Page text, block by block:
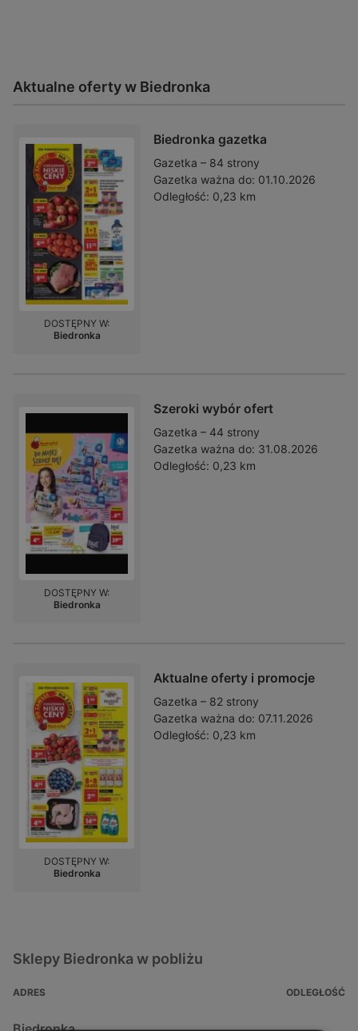
Aktualne oferty w Biedronka
Biedronka gazetka
Gazetka – 84 strony
Gazetka ważna do: 01.10.2026
Odległość: 0,23 km
DOSTĘPNY W:
Biedronka
Szeroki wybór ofert
Gazetka – 44 strony
Gazetka ważna do: 31.08.2026
Odległość: 0,23 km
DOSTĘPNY W:
Biedronka
Aktualne oferty i promocje
Gazetka – 82 strony
Gazetka ważna do: 07.11.2026
Odległość: 0,23 km
DOSTĘPNY W:
Biedronka
Sklepy Biedronka w pobliżu
ADRES ODLEGŁOŚĆ